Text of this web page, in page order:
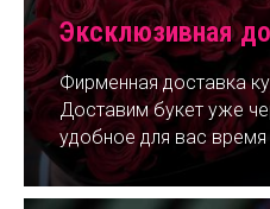
Эксклюзивная
Фирменная доставка
Доставим букет уже
удобное для вас время